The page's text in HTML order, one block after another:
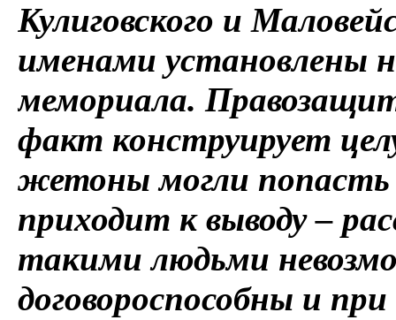
Кулиговского и
именами установлены
мемориала.
факт конструирует
жетоны могли попасть
приходит к выводу –
такими людьми
договороспособны и